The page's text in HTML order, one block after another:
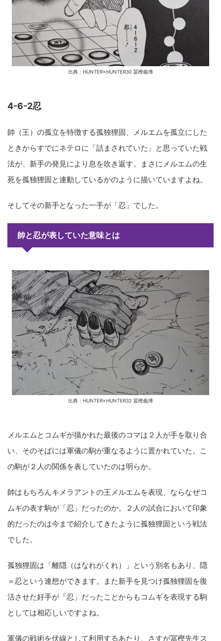
出典：HUNTER×HUNTER30 冨樫義博
4-6-2忍
帥（王）の孤立を特徴する孤独狸固、メルエムを孤立にした
ときからすでにネテロに「詰まされていた」と思っていた戦
法が、新手の発見により息を吹き返す。まさにメルエムの生
死を孤独狸固と連動しているかのように描いていますよね。
そしてその新手となった一手が「忍」でした。
帥と忍が表していた意味とは
出典：HUNTER×HUNTER32 冨樫義博
メルエムとコムギが描かれた最後のコマは２人が手を取り合
い、そのそばには軍儀の駒が重なるように置かれていた。こ
の駒が２人の関係を表していたのは明らか。
帥はもちろんキメラアントの王メルエムを表現、ならなぜコ
ムギの表す駒が「忍」だったのか。２人の試合において印象
的だったのは今まで紹介してきたように孤独狸固という戦法
でした。
孤独狸固は「離隠（はなれがくれ）」という別名もあり、隠
＝忍という連想ができます。また新手を見つけ孤独狸固を復
活させた好手が「忍」だったことからもコムギを表現する駒
としては相応しいですよね。
軍儀の戦術を伏線として利用するあたり、さすが冨樫先生ス